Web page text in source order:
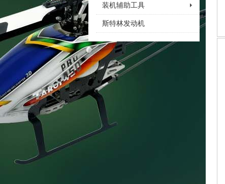
装机辅助工具
斯特林发动机